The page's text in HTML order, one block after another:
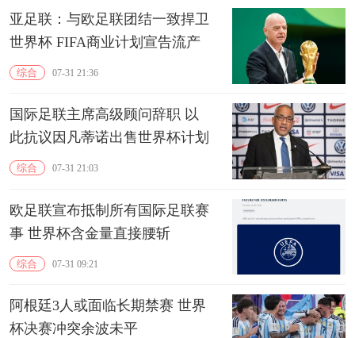
亚足联：与欧足联团结一致捍卫
世界杯 FIFA商业计划宣告流产
综合 07-31 21:36
国际足联主席高级顾问辞职 以
此抗议因凡蒂诺出售世界杯计划
综合 07-31 21:03
欧足联宣布抵制所有国际足联赛
事 世界杯含金量直接腰斩
综合 07-31 09:21
阿根廷3人或面临长期禁赛 世界
杯决赛冲突余波未平